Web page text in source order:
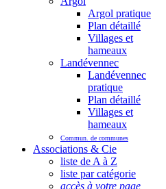
Argol pratique
Plan détaillé
Villages et
hameaux
Landévennec
Landévennec
pratique
Plan détaillé
Villages et
hameaux
Commun. de communes
Associations & Cie
liste de A à Z
liste par catégorie
accès à votre page